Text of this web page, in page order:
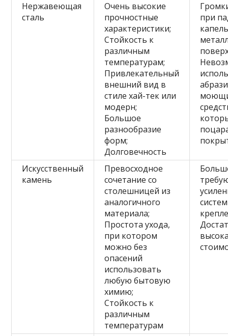
Нержавеющая
сталь
Очень высокие
прочностные
характеристики;
Стойкость к
различным
температурам;
Привлекательный
внешний вид в
стиле хай-тек или
модерн;
Большое
разнообразие
форм;
Долговечность
при
Искусственный
камень
Превосходное
сочетание со
столешницей из
аналогичного
материала;
Простота ухода,
при котором
можно без
опасений
использовать
любую бытовую
химию;
Стойкость к
различным
температурам